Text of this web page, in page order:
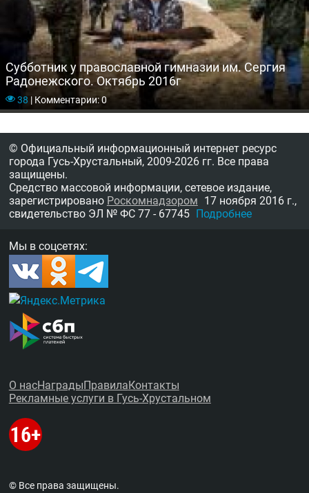
Субботник у православной гимназии им. Сергия
Радонежского. Октябрь 2016г
38 |Комментарии: 0
© Официальный информационный интернет ресурс
города Гусь-Хрустальный, 2009-2026 гг. Все права
защищены.
Средство массовой информации, сетевое издание,
зарегистрировано Роскомнадзором 17 ноября 2016 г.,
свидетельство ЭЛ № ФС 77 - 67745 Подробнее
Мы в соцсетях:
О насНаградыПравилаКонтакты
Рекламные услуги в Гусь-Хрустальном
© Все права защищены.